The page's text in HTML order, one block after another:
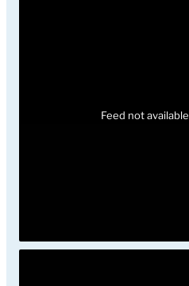
Feed not available